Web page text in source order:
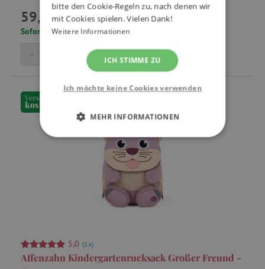
59,99 €
Sofort lieferbar, Lieferzeit: 1 - 3 Tage
- In den Warenkorb
Versand
kostenfrei
5,0 (1x)
Affenzahn Kindergartenrucksack Großer Freund -
bitte den Cookie-Regeln zu, nach denen wir
mit Cookies spielen. Vielen Dank!
Weitere Informationen
ICH STIMME ZU
Ich möchte keine Cookies verwenden
MEHR INFORMATIONEN
UNBEDINGT ERFORDERLICH
PERFORMANCE
TARGETING